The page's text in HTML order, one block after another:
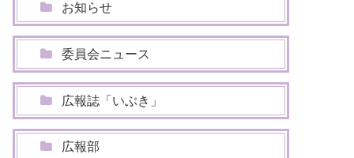
お知らせ
委員会ニュース
広報誌「いぶき」
広報部